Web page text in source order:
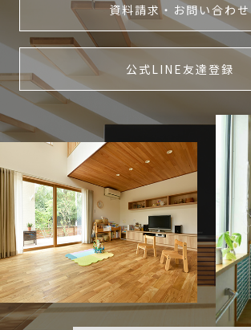
資料請求・お問い合わせ
公式LINE友達登録